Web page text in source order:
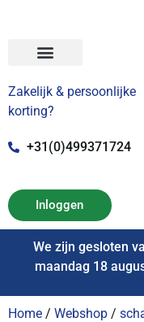
Zakelijk & persoonlijke
korting?
+31(0)499371724
Inloggen
We zijn gesloten
maandag 18
Home / Webshop /